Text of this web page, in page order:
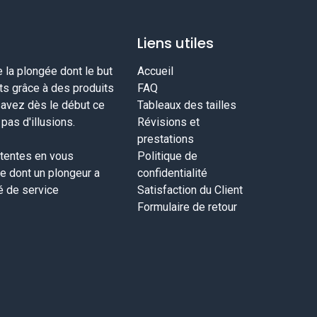
la plongée dont le but
grâce à des produits
dès le début ce
d'illusions.
en vous
dont un plongeur a
de service
Liens utiles
Accueil
FAQ
Tableaux des tailles
Révisions et
prestations
Politique de
confidentialité
Satisfaction du Client
Formulaire de retour